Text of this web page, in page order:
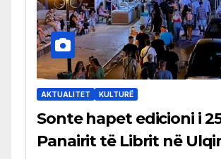
AKTUALITET KULTURË
Sonte hapet edicioni i
Panairit të Librit në